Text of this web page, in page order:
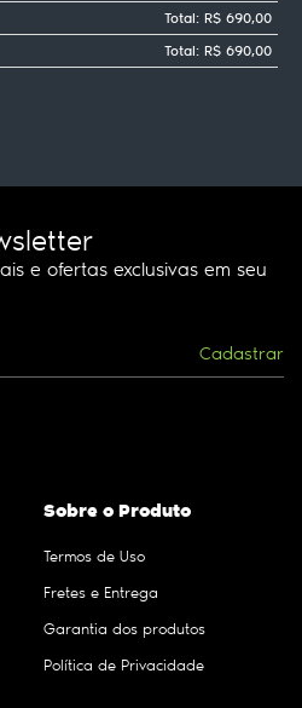
Total: R$ 690,00
Total: R$ 690,00
e ofertas exclusivas em seu
Cadastrar
Sobre o Produto
Termos de Uso
Fretes e Entrega
Garantia dos produtos
Política de Privacidade